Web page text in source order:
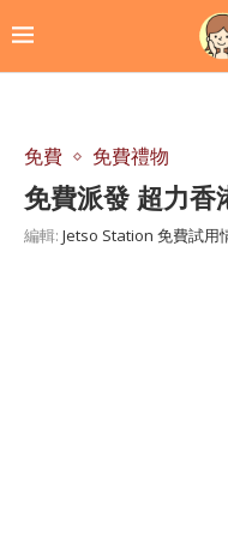
免費 免費禮物
免費派發 超力香
編輯: Jetso Station 免費試用